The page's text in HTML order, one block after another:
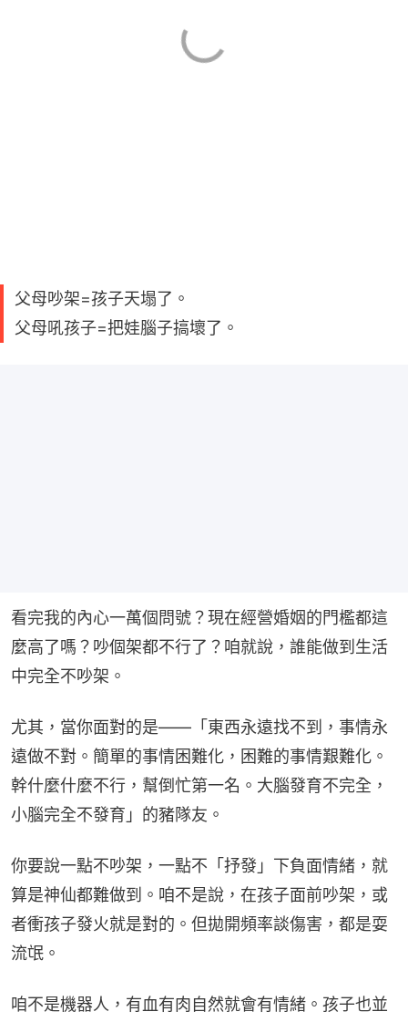
父母吵架=孩子天塌了。
父母吼孩子=把娃腦子搞壞了。
看完我的內心一萬個問號？現在經營婚姻的門檻都這
麼高了嗎？吵個架都不行了？咱就說，誰能做到生活
中完全不吵架。
尤其，當你面對的是——「東西永遠找不到，事情永
遠做不對。簡單的事情困難化，困難的事情艱難化。
幹什麼什麼不行，幫倒忙第一名。大腦發育不完全，
小腦完全不發育」的豬隊友。
你要說一點不吵架，一點不「抒發」下負面情緒，就
算是神仙都難做到。咱不是說，在孩子面前吵架，或
者衝孩子發火就是對的。但拋開頻率談傷害，都是耍
流氓。
咱不是機器人，有血有肉自然就會有情緒。孩子也並